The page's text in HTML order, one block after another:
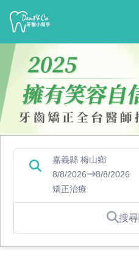
嘉義縣 梅山鄉
8/8/2026
8/8/2026
矯正治療
搜